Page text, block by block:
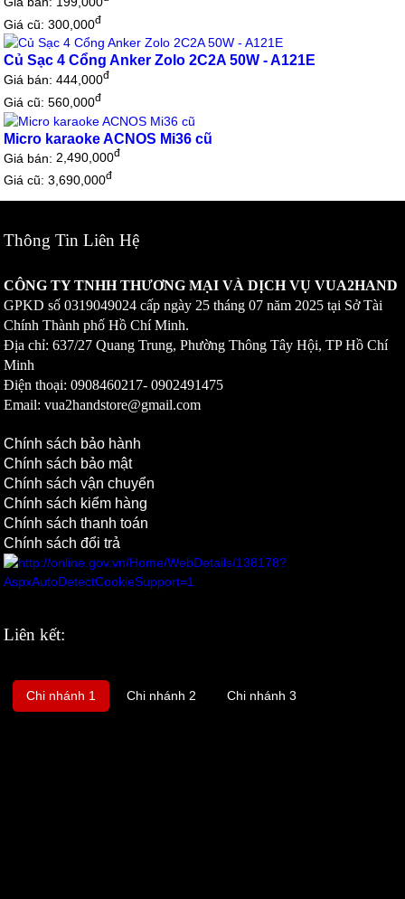
Giá cũ: 300,000đ
Củ Sạc 4 Cổng Anker Zolo 2C2A 50W - A121E
Giá bán:444,000đ
Giá cũ: 560,000đ
Micro karaoke ACNOS Mi36 cũ
Giá bán:2,490,000đ
Giá cũ: 3,690,000đ
Thông Tin Liên Hệ
CÔNG TY TNHH THƯƠNG MẠI VÀ DỊCH VỤ VUA2HAND
GPKD số0319049024 cấp ngày 25 tháng 07 năm 2025 tại Sở Tài
Chính Thành phố Hồ Chí Minh.
Địa chỉ: 637/27 Quang Trung, Phường Thông Tây Hội, TP Hồ Chí
Minh
Điện thoại: 0908460217-0902491475
Email: vua2handstore@gmail.com
Chính sách bảo hành
Chính sách bảo mật
Chính sách vận chuyển
Chính sách kiểm hàng
Chính sách thanh toán
Chính sách đổi trả
Liên kết:
Chi nhánh 1 Chi nhánh 2 Chi nhánh 3